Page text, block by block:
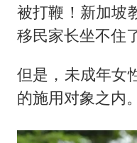
被打鞭！新加坡
移民家长坐不住
但是，未成年女
的施用对象之内。